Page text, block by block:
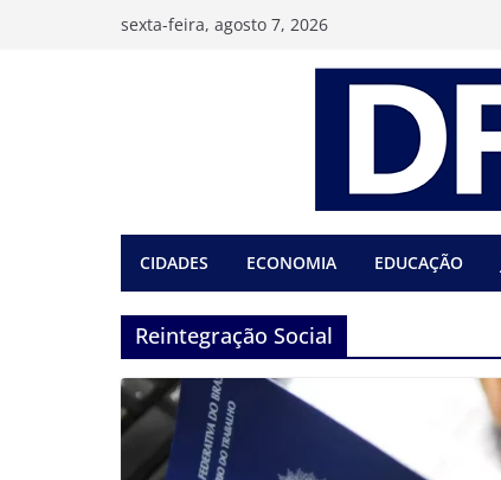
sexta-feira, agosto 7, 2026
CIDADES ECONOMIA EDUCAÇÃO
Reintegração Social